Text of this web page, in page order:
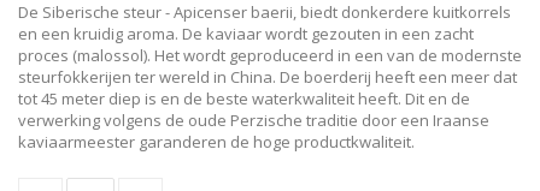
De Siberische steur - Apicenser baerii, biedt donkerdere kuitkorrels
en een kruidig ​​aroma. De kaviaar wordt gezouten in een zacht
proces (malossol). Het wordt geproduceerd in een van de modernste
steurfokkerijen ter wereld in China. De boerderij heeft een meer dat
tot 45 meter diep is en de beste waterkwaliteit heeft. Dit en de
verwerking volgens de oude Perzische traditie door een Iraanse
kaviaarmeester garanderen de hoge productkwaliteit.